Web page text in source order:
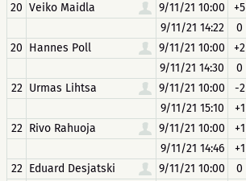
20 Veiko Maidla 9/11/21 10:00 +5
9/11/21 14:22
0
20 Hannes Poll 9/11/21 10:00 +2
9/11/21 14:30
0
22 Urmas Lihtsa 9/11/21 10:00 -2
9/11/21 15:10
+1
22 Rivo Rahuoja 9/11/21 10:00 +1
9/11/21 14:46
+1
22 Eduard Desjatski 9/11/21 10:00 0